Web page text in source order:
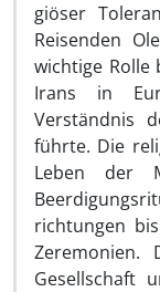
giöser
Reisenden
wichtige Rolle
Irans in
Verständnis
führte. Die
Leben der
richtungen
Zeremonien.
Gesellschaft